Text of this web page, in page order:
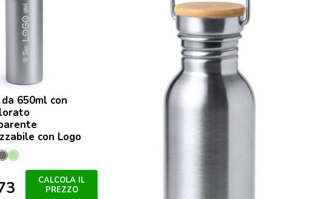
650ml con
con Logo
GreyVerde
ClaroCALCOLA IL
PREZZO